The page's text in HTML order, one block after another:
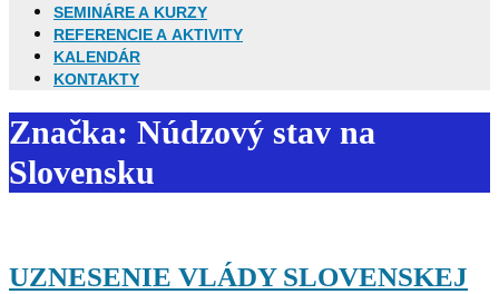
SEMINÁRE A KURZY
REFERENCIE A AKTIVITY
KALENDÁR
KONTAKTY
Značka: Núdzový stav na
Slovensku
UZNESENIE VLÁDY SLOVENSKEJ